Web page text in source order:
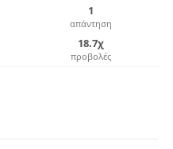
1
απάντηση
18.7χ
προβολές